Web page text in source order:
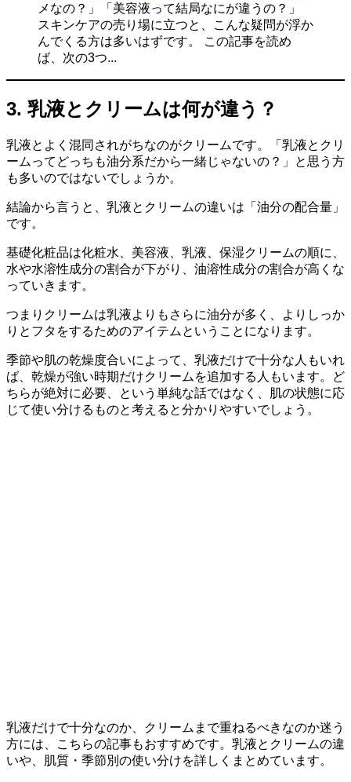
メなの？」「美容液って結局なにが違うの？」
スキンケアの売り場に立つと、こんな疑問が浮か
んでくる方は多いはずです。 この記事を読め
ば、次の3つ...
3. 乳液とクリームは何が違う？
乳液とよく混同されがちなのがクリームです。「乳液とクリ
ームってどっちも油分系だから一緒じゃないの？」と思う方
も多いのではないでしょうか。
結論から言うと、乳液とクリームの違いは「油分の配合量」
です。
基礎化粧品は化粧水、美容液、乳液、保湿クリームの順に、
水や水溶性成分の割合が下がり、油溶性成分の割合が高くな
っていきます。
つまりクリームは乳液よりもさらに油分が多く、よりしっか
りとフタをするためのアイテムということになります。
季節や肌の乾燥度合いによって、乳液だけで十分な人もいれ
ば、乾燥が強い時期だけクリームを追加する人もいます。ど
ちらが絶対に必要、という単純な話ではなく、肌の状態に応
じて使い分けるものと考えると分かりやすいでしょう。
乳液だけで十分なのか、クリームまで重ねるべきなのか迷う
方には、こちらの記事もおすすめです。乳液とクリームの違
いや、肌質・季節別の使い分けを詳しくまとめています。